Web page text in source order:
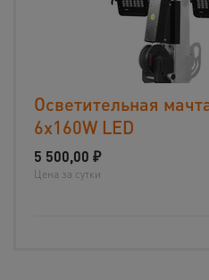
Осветительная
6x160W LED
5 500,00 ₽
Цена за сутки